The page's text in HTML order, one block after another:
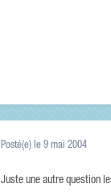
Posté(e) le 9 mai 2004
Juste une autre question